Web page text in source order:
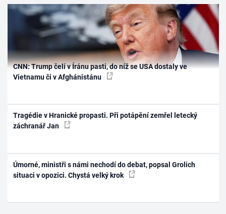
CNN: Trump čelí v Íránu pasti, do níž se USA dostaly ve
Vietnamu či v Afghánistánu
Tragédie v Hranické propasti. Při potápění zemřel letecký
záchranář Jan
Úmorné, ministři s námi nechodí do debat, popsal Grolich
situaci v opozici. Chystá velký krok